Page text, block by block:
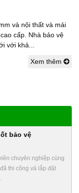
và nội thất và mái
cấp. Nhà bảo vệ
với khả...
Xem thêm
bảo vệ
chuyên nghiệp cùng
thi công và lắp đặt